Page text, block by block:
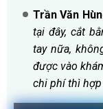
Trần Văn
tại đây, cắt
tay nữa,
được vào
chi phí thì hợp